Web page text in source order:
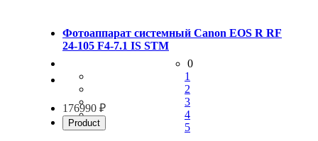
Фотоаппарат системный Canon EOS R RF
24-105 F4-7.1 IS STM
0
1
2
3
4
5
176990 ₽
Product